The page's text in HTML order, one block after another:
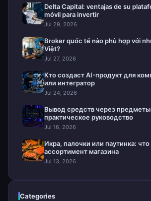
Delta Capital: ventajas de su
móvil para invertir
Jul 29, 2026
Broker quốc tế nào phù hợp với
Việt?
Jul 27, 2026
Кто создаст AI-продукт для
или интегратор
Jul 24, 2026
Вывод средств через предметы
практическое руководство
Jul 16, 2026
Икра, палочки или паутинка:
ассортимент магазина
Jul 13, 2026
Categories